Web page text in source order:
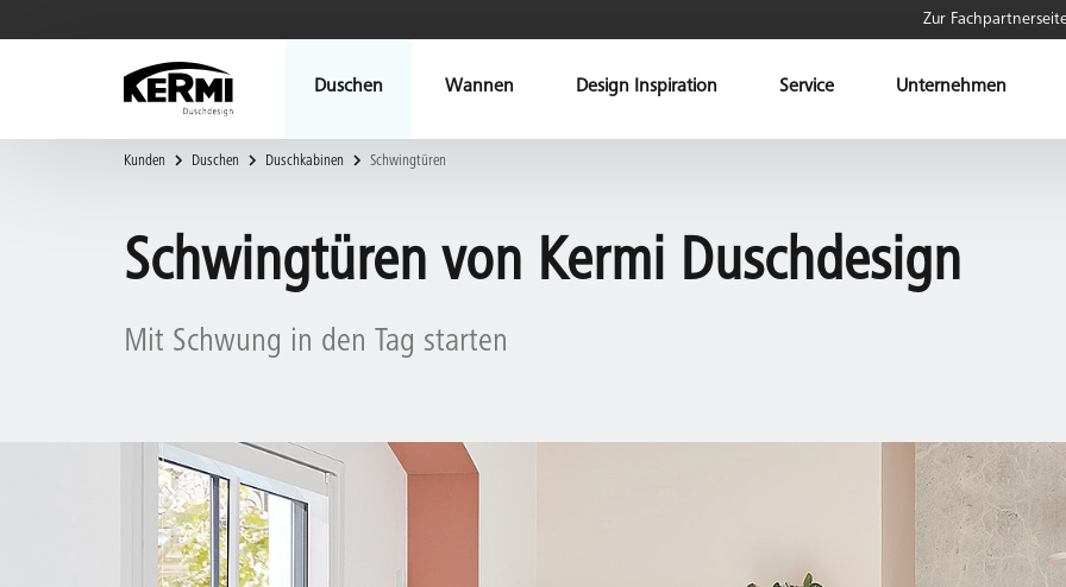
Zur
Duschen Wannen Design Inspiration Service Unternehmen
Kunden Duschen Duschkabinen Schwingtüren
Schwingtüren von Kermi Duschdesign
Mit Schwung in den Tag starten